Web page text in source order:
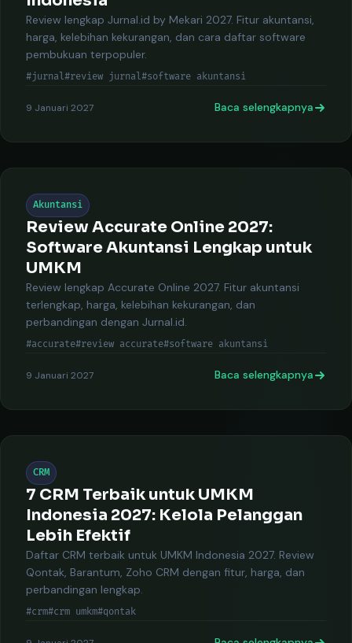
Review lengkap Jurnal.id by Mekari 2027. Fitur akuntansi,
harga, kelebihan kekurangan, dan cara daftar software
pembukuan terpopuler.
#jurnal#review jurnal#software akuntansi
9 Januari 2027 Baca selengkapnya
Akuntansi
Review Accurate Online 2027:
Software Akuntansi Lengkap untuk
UMKM
Review lengkap Accurate Online 2027. Fitur akuntansi
terlengkap, harga, kelebihan kekurangan, dan
perbandingan dengan Jurnal.id.
#accurate#review accurate#software akuntansi
9 Januari 2027 Baca selengkapnya
CRM
7 CRM Terbaik untuk UMKM
Indonesia 2027: Kelola Pelanggan
Lebih Efektif
Daftar CRM terbaik untuk UMKM Indonesia 2027. Review
Qontak, Barantum, Zoho CRM dengan fitur, harga, dan
perbandingan lengkap.
#crm#crm umkm#qontak